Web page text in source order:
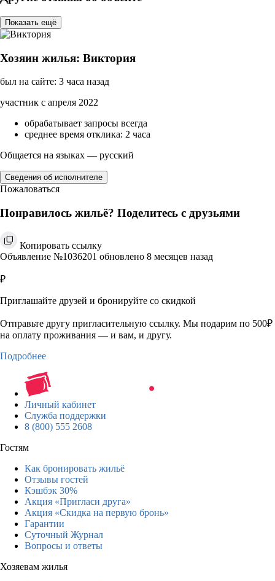
Показать ещё
Хозяин жилья: Виктория
был на сайте: 3 часа назад
участник с апреля 2022
обрабатывает запросы всегда
среднее время отклика: 2 часа
Общается на языках — русский
Сведения об исполнителе
Пожаловаться
Понравилось жильё? Поделитесь с друзьями
Копировать ссылку
Объявление №1036201 обновлено 8 месяцев назад
₽
Приглашайте друзей и бронируйте со скидкой
Отправьте другу пригласительную ссылку. Мы подарим по 500₽
на оплату проживания — и вам, и другу.
Подробнее
Личный кабинет
Служба поддержки
8 (800) 555 2608
Гостям
Как бронировать жильё
Отзывы гостей
Кэшбэк 30%
Акция «Пригласи друга»
Акция «Скидка на первую бронь»
Гарантии
Суточный Журнал
Вопросы и ответы
Хозяевам жилья